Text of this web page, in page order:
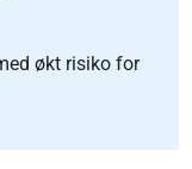
økt risiko for